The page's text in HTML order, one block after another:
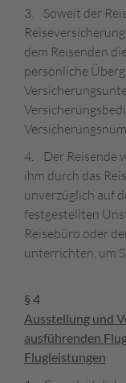
3. Soweit der
dem Reisenden
persönliche
4. Der Reisende
ihm durch das
unverzüglich auf
festgestellten
Reisebüro oder
unterrichten, um
§ 4
Ausstellung und
ausführenden
Flugleistungen